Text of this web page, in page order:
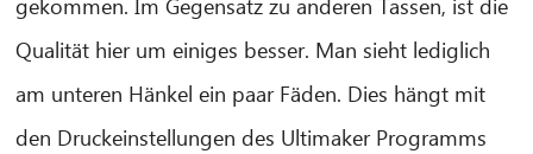
Qualität hier um einiges besser. Man sieht lediglich
am unteren Hänkel ein paar Fäden. Dies hängt mit
den Druckeinstellungen des Ultimaker Programms